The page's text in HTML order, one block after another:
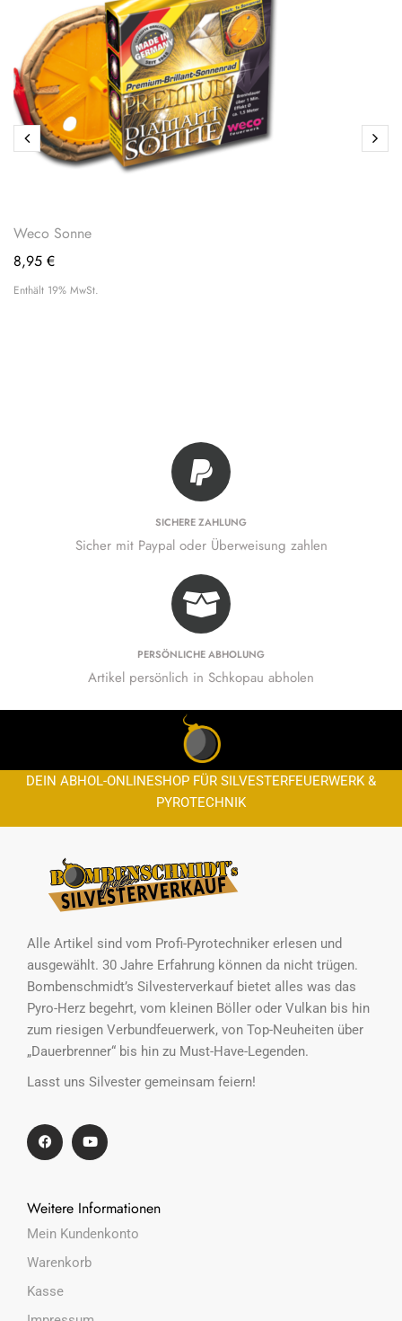
Weco Sonne
8,95 €
Enthält 19% MwSt.
SICHERE ZAHLUNG
Sicher mit Paypal oder Überweisung zahlen
PERSÖNLICHE ABHOLUNG
Artikel persönlich in Schkopau abholen
DEIN ABHOL-ONLINESHOP FÜR SILVESTERFEUERWERK &
PYROTECHNIK
Alle Artikel sind vom Profi-Pyrotechniker erlesen und
ausgewählt. 30 Jahre Erfahrung können da nicht trügen.
Bombenschmidt’s Silvesterverkauf bietet alles was das
Pyro-Herz begehrt, vom kleinen Böller oder Vulkan bis hin
zum riesigen Verbundfeuerwerk, von Top-Neuheiten über
„Dauerbrenner“ bis hin zu Must-Have-Legenden.
Lasst uns Silvester gemeinsam feiern!
Weitere Informationen
Mein Kundenkonto
Warenkorb
Kasse